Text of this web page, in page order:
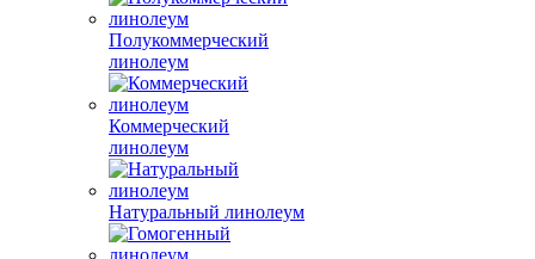
Полукоммерческий
линолеум
Коммерческий
линолеум
Натуральный линолеум